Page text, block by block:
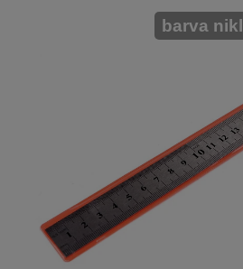
barva nikl